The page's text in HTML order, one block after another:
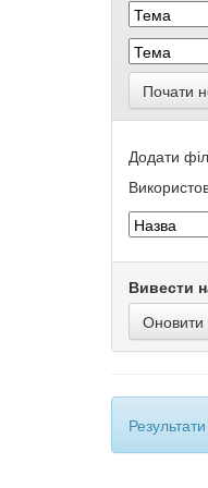
Почати
Додати
Вивести